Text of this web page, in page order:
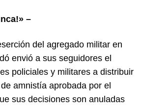
–
del agregado militar en
envió a sus seguidores el
policiales y militares a distribuir
amnistía aprobada por el
sus decisiones son anuladas